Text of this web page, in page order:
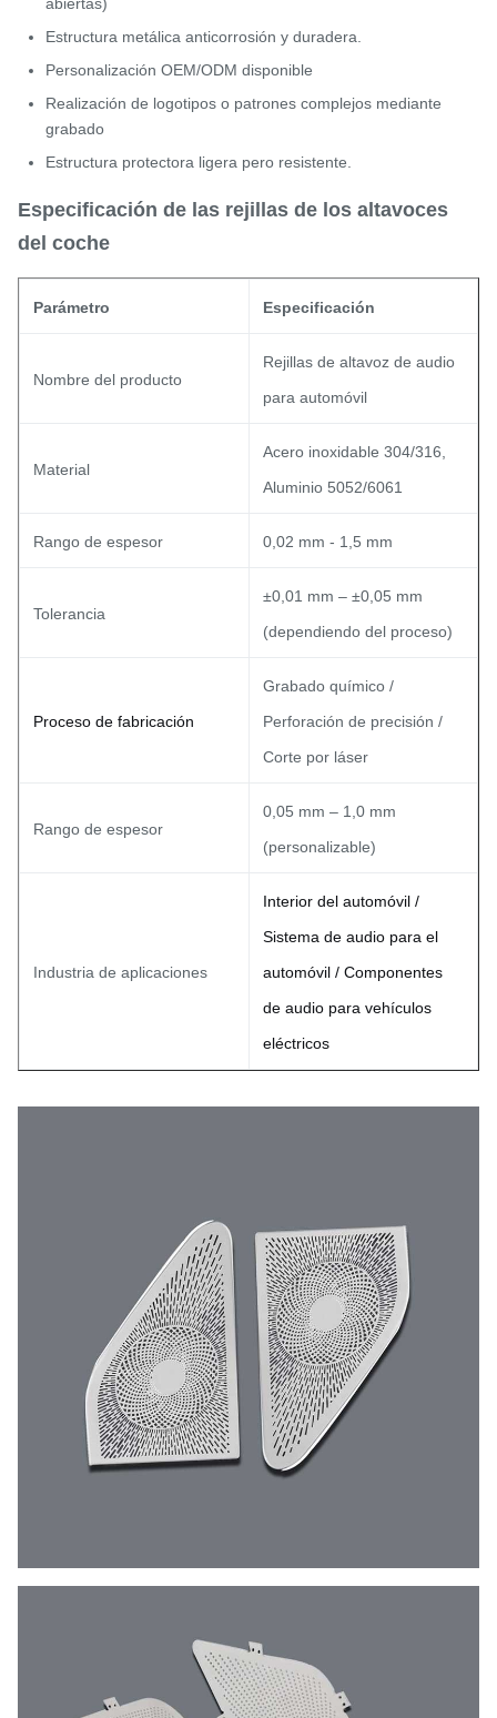
Estructura metálica anticorrosión y duradera.
Personalización OEM/ODM disponible
Realización de logotipos o patrones complejos mediante
grabado
Estructura protectora ligera pero resistente.
Especificación de las rejillas de los altavoces
del coche
Parámetro Especificación
Nombre del producto
Rejillas de altavoz de audio
para automóvil
Material
Acero inoxidable 304/316,
Aluminio 5052/6061
Rango de espesor 0,02 mm - 1,5 mm
Tolerancia
±0,01 mm – ±0,05 mm
(dependiendo del proceso)
Proceso de fabricación
Grabado químico /
Perforación de precisión /
Corte por láser
Rango de espesor
0,05 mm – 1,0 mm
(personalizable)
Industria de aplicaciones
Interior del automóvil /
Sistema de audio para el
automóvil / Componentes
de audio para vehículos
eléctricos